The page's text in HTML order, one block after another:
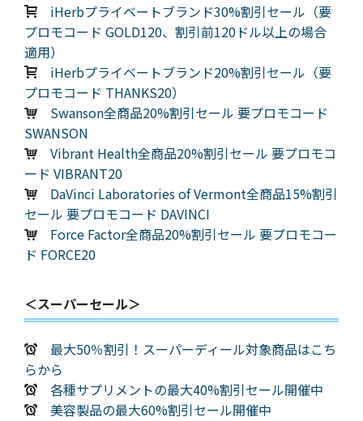
iHerbプライベートブランド30%割引セール（要
プロモコード GOLD120、割引前120ドル以上の場合
適用）
iHerbプライベートブランド20%割引セール（要
プロモコード THANKS20）
Swanson全商品20%割引セール 要プロモコード
SWANSON
Vibrant Health全商品20%割引セール 要プロモコ
ード VIBRANT20
DaVinci Laboratories of Vermont全商品15%割引
セール 要プロモコード DAVINCI
Force Factor全商品20%割引セール 要プロモコー
ド FORCE20
＜スーパーセール＞
最大50％割引！スーパーディール対象商品はこち
らから
各種サプリメントの最大40%割引セール開催中
美容製品の最大60%割引セール開催中